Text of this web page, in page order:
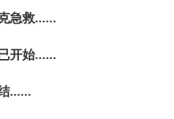
急救......
开始......
......